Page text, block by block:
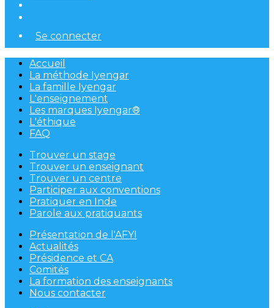
Se connecter
Accueil
La méthode Iyengar
La famille Iyengar
L'enseignement
Les marques Iyengar®
L'éthique
FAQ
Trouver un stage
Trouver un enseignant
Trouver un centre
Participer aux conventions
Pratiquer en Inde
Parole aux pratiquants
Présentation de l'AFYI
Actualités
Présidence et CA
Comités
La formation des enseignants
Nous contacter